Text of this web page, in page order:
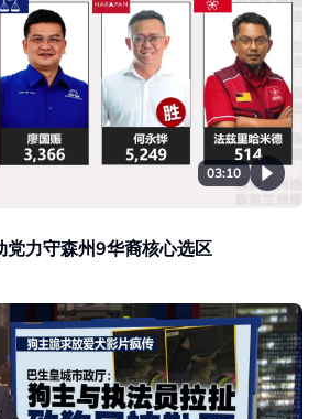
03:10
党力守森州9华裔核心选区